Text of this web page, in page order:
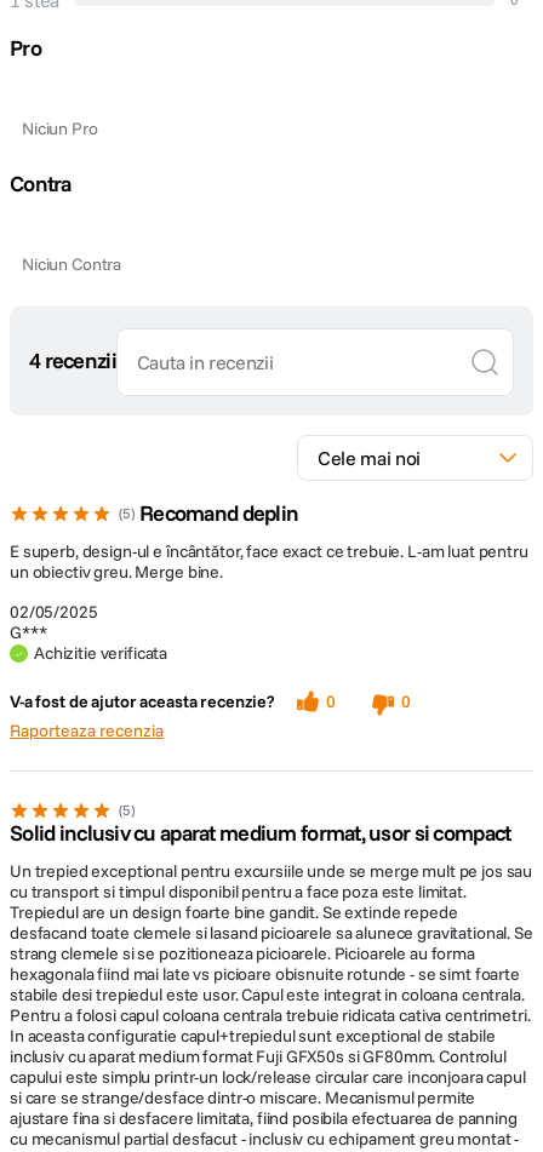
Pro
Niciun Pro
Contra
Niciun Contra
4 recenzii
5 Recomand deplin
02/05/2025
G***
Achizitie verificata
E superb, design-ul e încântător, face exact ce trebuie. L-am luat pentru
un obiectiv greu. Merge bine.
V-a fost de ajutor aceasta recenzie? 0
0
Raporteaza recenzia
5
Solid inclusiv cu aparat medium format, usor si compact
Un trepied exceptional pentru excursiile unde se merge mult pe jos sau
cu transport si timpul disponibil pentru a face poza este limitat.
Trepiedul are un design foarte bine gandit. Se extinde repede
desfacand toate clemele si lasand picioarele sa alunece gravitational. Se
strang clemele si se pozitioneaza picioarele. Picioarele au forma
hexagonala fiind mai late vs picioare obisnuite rotunde - se simt foarte
stabile desi trepiedul este usor. Capul este integrat in coloana centrala.
Pentru a folosi capul coloana centrala trebuie ridicata cativa centrimetri.
In aceasta configuratie capul+trepiedul sunt exceptional de stabile
inclusiv cu aparat medium format Fuji GFX50s si GF80mm. Controlul
capului este simplu printr-un lock/release circular care inconjoara capul
si care se strange/desface dintr-o miscare. Mecanismul permite
ajustare fina si desfacere limitata, fiind posibila efectuarea de panning
cu mecanismul partial desfacut - inclusiv cu echipament greu montat -